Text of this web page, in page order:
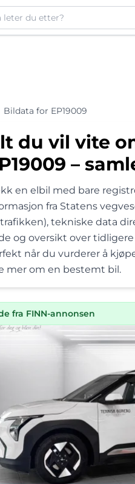
Bildata for EP19009
du vil vite
–
en elbil med bare
fra Statens
tekniske data
og oversikt over
når du vurderer å
mer om en bestemt bil.
fra FINN-annonsen